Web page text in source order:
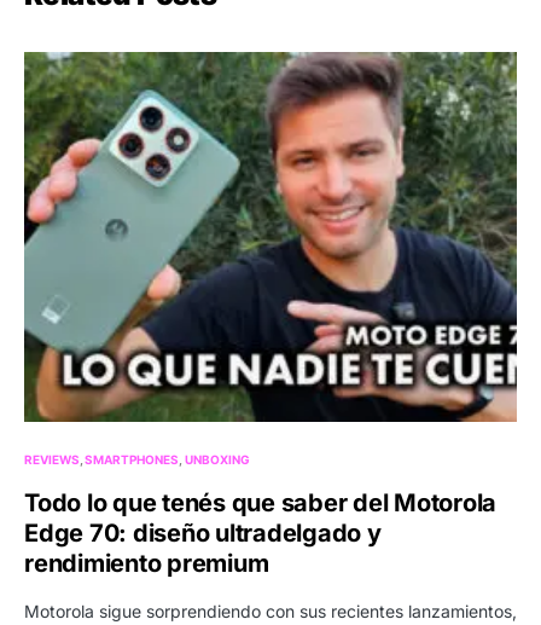
REVIEWS SMARTPHONES UNBOXING
Todo lo que tenés que saber del Motorola
Edge 70: diseño ultradelgado y
rendimiento premium
Motorola sigue sorprendiendo con sus recientes lanzamientos,